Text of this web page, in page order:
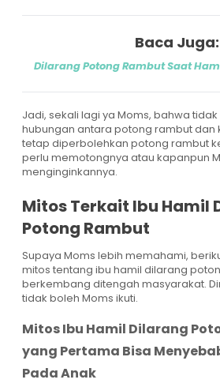
Baca Juga:
Dilarang Potong Rambut Saat
Jadi, sekali lagi ya Moms, bahwa
hubungan antara potong rambut dan
tetap diperbolehkan potong rambut
perlu memotongnya atau kapanpun
menginginkannya.
Mitos Terkait Ibu Hamil
Potong Rambut
Supaya Moms lebih memahami,
mitos tentang ibu hamil dilarang
berkembang ditengah masyarakat.
tidak boleh Moms ikuti.
Mitos Ibu Hamil Dilarang
yang Pertama Bisa
Pada Anak